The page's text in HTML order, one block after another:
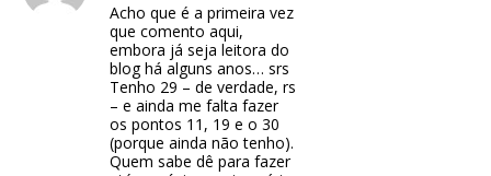
Acho que é a primeira vez
que comento aqui,
embora já seja leitora do
blog há alguns anos… srs
Tenho 29 – de verdade, rs
– e ainda me falta fazer
os pontos 11, 19 e o 30
(porque ainda não tenho).
Quem sabe dê para fazer